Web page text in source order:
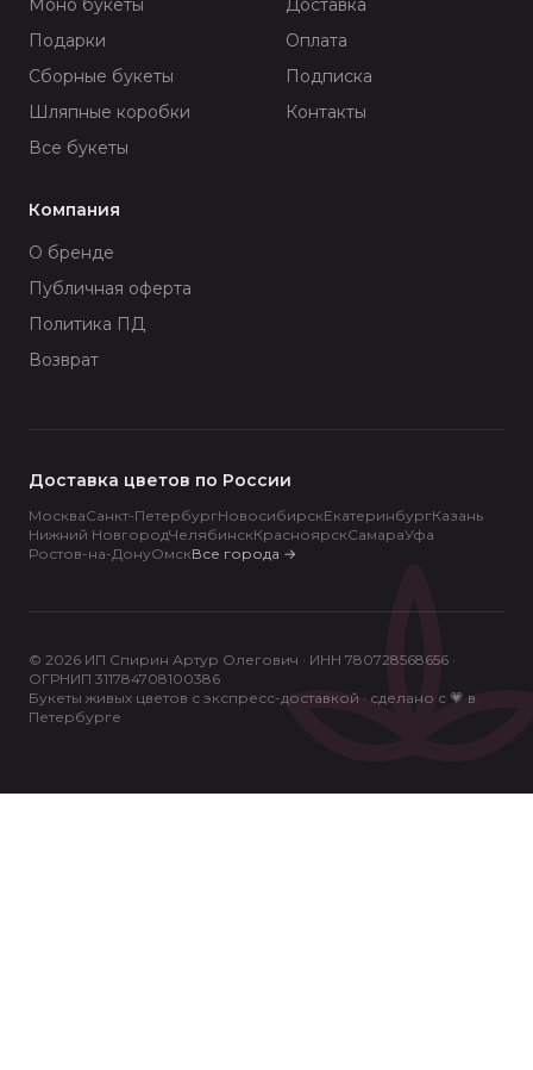
Моно букеты
Подарки
Сборные букеты
Шляпные коробки
Все букеты
Доставка
Оплата
Подписка
Контакты
Компания
О бренде
Публичная оферта
Политика ПД
Возврат
Доставка цветов по России
МоскваСанкт-ПетербургНовосибирскЕкатеринбургКазань
Нижний НовгородЧелябинскКрасноярскСамараУфа
Ростов-на-ДонуОмскВсе города →
© 2026 ИП Спирин Артур Олегович · ИНН 780728568656 ·
ОГРНИП 311784708100386
Букеты живых цветов с экспресс-доставкой · сделано с 💗 в
Петербурге